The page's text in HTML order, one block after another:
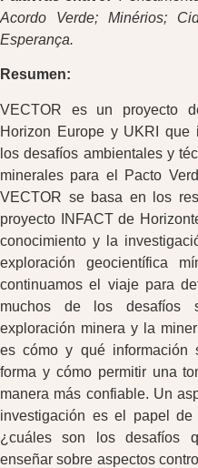
Acordo Verde; Minérios;
Esperança.
Resumen:
VECTOR es un proyecto
Horizon Europe y UKRI que
los desafíos ambientales y
minerales para el Pacto
VECTOR se basa en los
proyecto INFACT de
conocimiento y la
exploración geocientífica
continuamos el viaje para
muchos de los desafíos
exploración minera y la
es cómo y qué información
forma y cómo permitir una
manera más confiable. Un
investigación es el papel de
¿cuáles son los desafíos
enseñar sobre aspectos